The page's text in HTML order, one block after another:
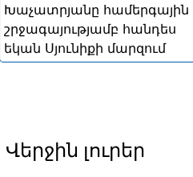
Խաչատրյանը համերգային
շրջագայությամբ հանդես
եկան Սյունիքի մարզում
Վերջին լուրեր